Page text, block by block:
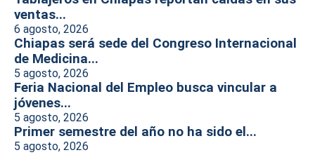
ventas...
6 agosto, 2026
Chiapas será sede del Congreso Internacional
de Medicina...
5 agosto, 2026
Feria Nacional del Empleo busca vincular a
jóvenes...
5 agosto, 2026
Primer semestre del año no ha sido el...
5 agosto, 2026